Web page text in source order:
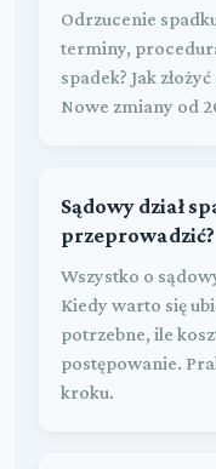
Odrzucenie
terminy,
spadek? Jak
Nowe zmiany od
Sądowy dział
przeprowadzić?
Wszystko o
Kiedy warto się
potrzebne, ile
postępowanie.
kroku.